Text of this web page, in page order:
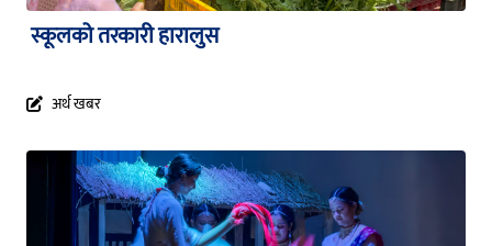
स्कूलको तरकारी हारालुस
अर्थ खबर